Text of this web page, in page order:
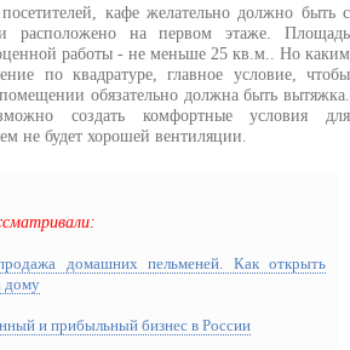
кафе желательно должно быть с
расположено на первом этаже. Площадь
работы - не меньше 25 кв.м.. Но каким
по квадратуре, главное условие, чтобы
обязательно должна быть вытяжка.
создать комфортные условия для
не будет хорошей вентиляции.
домашних пельменей. Как открыть
дому
и прибыльный бизнес в России